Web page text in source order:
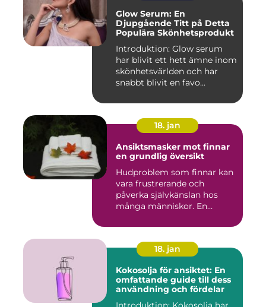
Glow Serum: En
Djupgående Titt på Detta
Populära Skönhetsprodukt
Introduktion: Glow serum
har blivit ett hett ämne inom
skönhetsvärlden och har
snabbt blivit en favo...
18. jan
Ansiktsmasker mot finnar
en grundlig översikt
Hudproblem som finnar kan
vara frustrerande och
påverka självkänslan hos
många människor. En
18. jan
Kokosolja för ansiktet: En
omfattande guide till dess
användning och fördelar